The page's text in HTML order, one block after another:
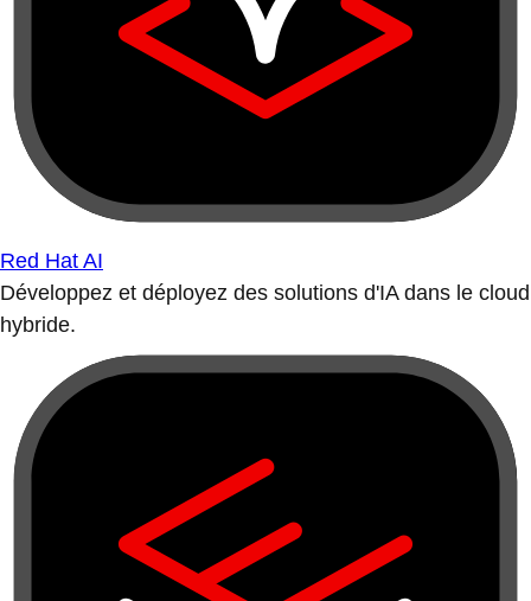
Red Hat AI
Développez et déployez des solutions d'IA dans le cloud
hybride.